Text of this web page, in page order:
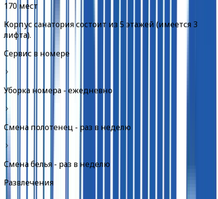
170 мест
Корпус санатория состоит из 5 этажей (имеется 3
лифта).
Сервис в номере
Уборка номера - ежедневно
Cмена полотенец - раз в неделю
Смена белья - раз в неделю
Развлечения